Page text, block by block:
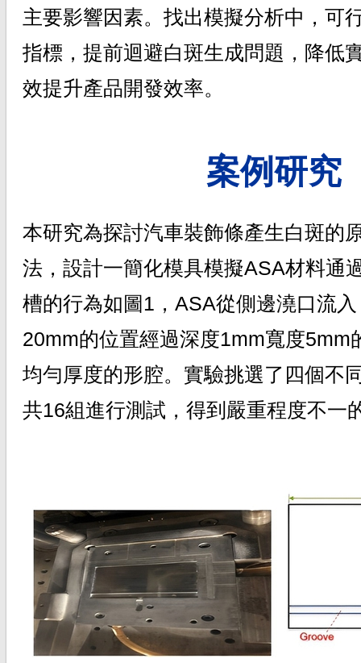
主要影響因素。找出模擬分析中，可
指標，提前迴避白斑生成問題，降低
效提升產品開發效率。
案例研究
本研究為探討汽車裝飾條產生白斑的
法，設計一簡化模具模擬ASA材料通
槽的行為如圖1，ASA從側邊澆口流
20mm的位置經過深度1mm寬度5mm
均勻厚度的形腔。實驗挑選了四個不
共16組進行測試，得到嚴重程度不一